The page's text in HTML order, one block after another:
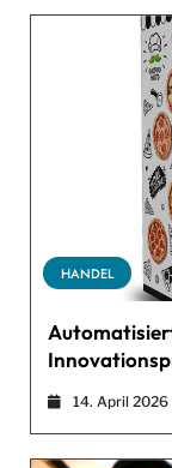
HANDEL
14. April 2026